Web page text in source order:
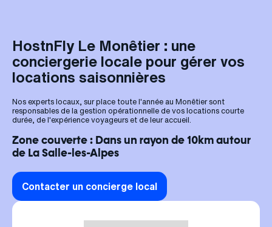
HostnFly Le Monêtier : une
conciergerie locale pour gérer vos
locations saisonnières
Nos experts locaux, sur place toute l'année au Monêtier sont
responsables de la gestion opérationnelle de vos locations courte
durée, de l'expérience voyageurs et de leur accueil.
Zone couverte : Dans un rayon de 10km autour
de La Salle-les-Alpes
Contacter un concierge local